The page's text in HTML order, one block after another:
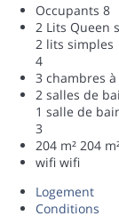
Occupants 8
2 Lits Queen
2 lits simples
4
3 chambres
2 salles de
1 salle de
3
204 m² 204
wifi wifi
Logement
Conditions